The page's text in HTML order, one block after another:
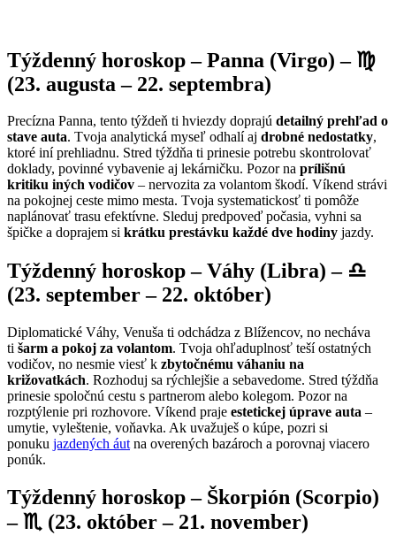
Týždenný horoskop – Panna (Virgo) – ♍
(23. augusta – 22. septembra)
Precízna Panna, tento týždeň ti hviezdy doprajú detailný prehľad o
stave auta. Tvoja analytická myseľ odhalí aj drobné nedostatky,
ktoré iní prehliadnu. Stred týždňa ti prinesie potrebu skontrolovať
doklady, povinné vybavenie aj lekárničku. Pozor na prílišnú
kritiku iných vodičov – nervozita za volantom škodí. Víkend strávi
na pokojnej ceste mimo mesta. Tvoja systematickosť ti pomôže
naplánovať trasu efektívne. Sleduj predpoveď počasia, vyhni sa
špičke a doprajem si krátku prestávku každé dve hodiny jazdy.
Týždenný horoskop – Váhy (Libra) – ♎
(23. september – 22. október)
Diplomatické Váhy, Venuša ti odchádza z Blížencov, no necháva
ti šarm a pokoj za volantom. Tvoja ohľaduplnosť teší ostatných
vodičov, no nesmie viesť k zbytočnému váhaniu na
križovatkách. Rozhoduj sa rýchlejšie a sebavedome. Stred týždňa
prinesie spoločnú cestu s partnerom alebo kolegom. Pozor na
rozptýlenie pri rozhovore. Víkend praje estetickej úprave auta –
umytie, vyleštenie, voňavka. Ak uvažuješ o kúpe, pozri si
ponuku jazdených áut na overených bazároch a porovnaj viacero
ponúk.
Týždenný horoskop – Škorpión (Scorpio)
– ♏ (23. október – 21. november)